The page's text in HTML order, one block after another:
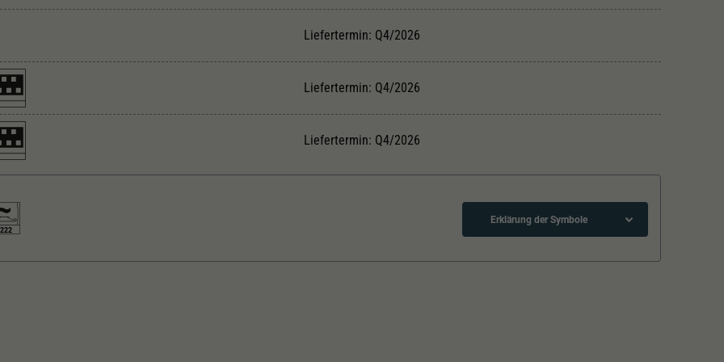
Liefertermin: Q4/2026
Liefertermin: Q4/2026
Liefertermin: Q4/2026
Erklärung der Symbole
über Puffer in mm
Einstellungen, falls der Webseiten-Betreiber dies